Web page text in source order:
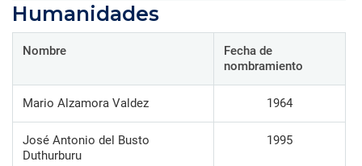
Humanidades
Nombre
Fecha de
nombramiento
Mario Alzamora Valdez 1964
José Antonio del Busto
Duthurburu
1995